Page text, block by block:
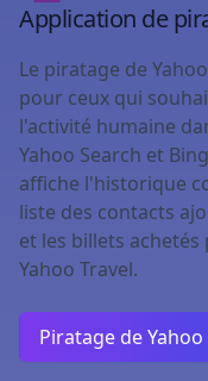
Application de
Le piratage de
pour ceux qui
l'activité humaine
Yahoo Search et
affiche l'historique
liste des contacts
et les billets
Yahoo Travel.
Piratage de Yahoo